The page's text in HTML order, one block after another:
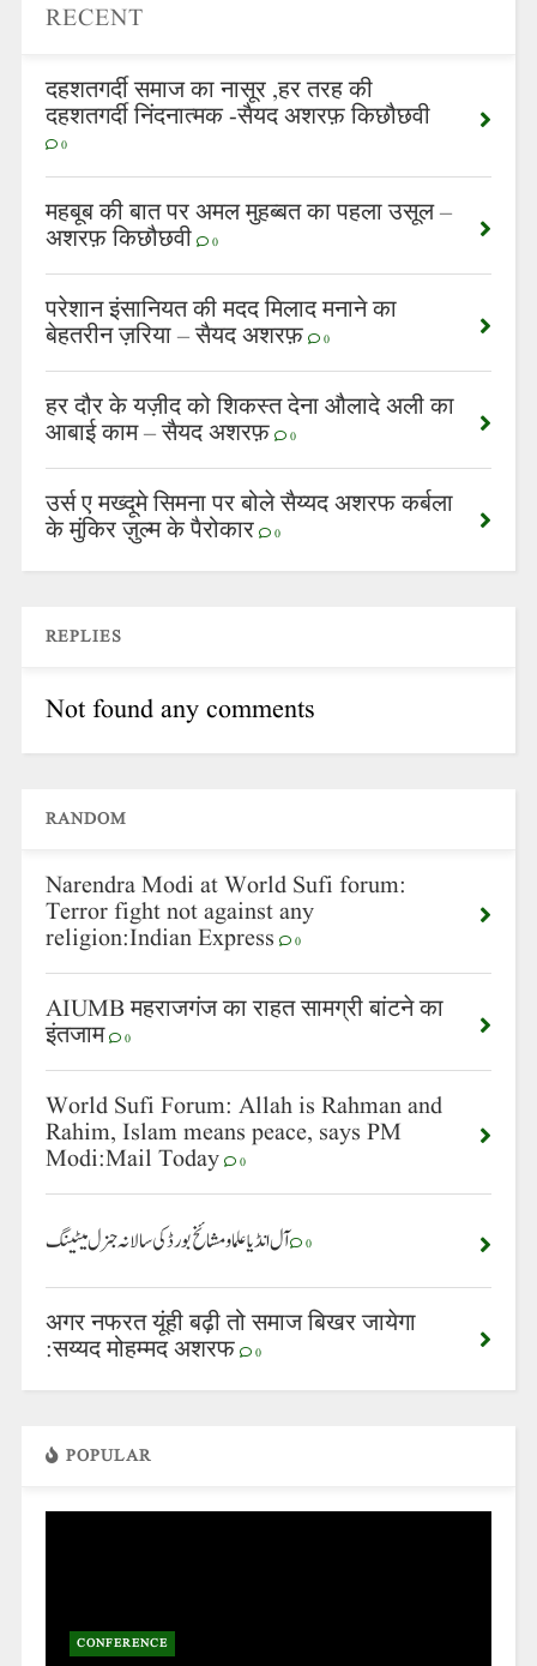
RECENT
दहशतगर्दी समाज का नासूर ,हर तरह की
दहशतगर्दी निंदनात्मक -सैयद अशरफ़ किछौछवी
0
महबूब की बात पर अमल मुहब्बत का पहला उसूल –
अशरफ़ किछौछवी 0
परेशान इंसानियत की मदद मिलाद मनाने का
बेहतरीन ज़रिया – सैयद अशरफ़ 0
हर दौर के यज़ीद को शिकस्त देना औलादे अली का
आबाई काम – सैयद अशरफ़ 0
उर्स ए मख्दूमे सिमना पर बोले सैय्यद अशरफ कर्बला
के मुंकिर ज़ुल्म के पैरोकार 0
REPLIES
Not found any comments
RANDOM
Narendra Modi at World Sufi forum:
Terror fight not against any
religion:Indian Express 0
AIUMB महराजगंज का राहत सामग्री बांटने का
इंतजाम 0
World Sufi Forum: Allah is Rahman and
Rahim, Islam means peace, says PM
Modi:Mail Today 0
آل انڈیا علما ومشائخ بورڈ کی سالانہ جنرل میٹینگ 0
अगर नफरत यूंही बढ़ी तो समाज बिखर जायेगा
:सय्यद मोहम्मद अशरफ 0
POPULAR
CONFERENCE